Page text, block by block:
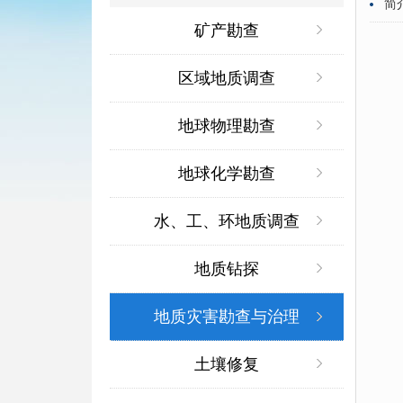
矿产勘查
区域地质调查
地球物理勘查
地球化学勘查
水、工、环地质调查
地质钻探
地质灾害勘查与治理
土壤修复
简